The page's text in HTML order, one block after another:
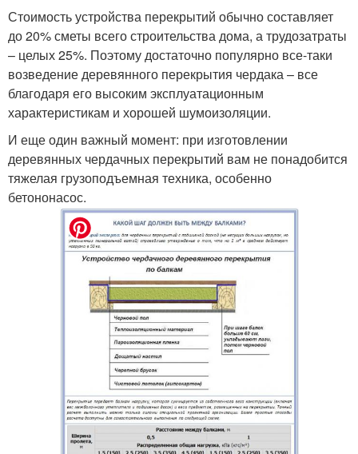
Стоимость устройства перекрытий обычно составляет
до 20% сметы всего строительства дома, а трудозатраты
– целых 25%. Поэтому достаточно популярно все-таки
возведение деревянного перекрытия чердака – все
благодаря его высоким эксплуатационным
характеристикам и хорошей шумоизоляции.
И еще один важный момент: при изготовлении
деревянных чердачных перекрытий вам не понадобится
тяжелая грузоподъемная техника, особенно
бетононасос.